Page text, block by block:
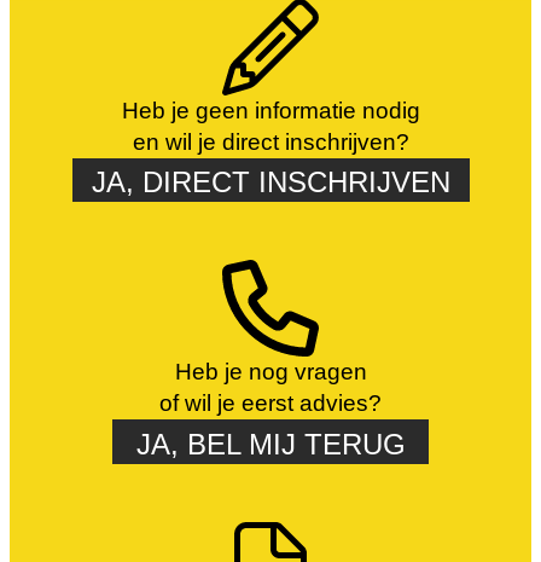
Heb je geen informatie nodig
en wil je direct inschrijven?
JA, DIRECT INSCHRIJVEN
Heb je nog vragen
of wil je eerst advies?
JA, BEL MIJ TERUG